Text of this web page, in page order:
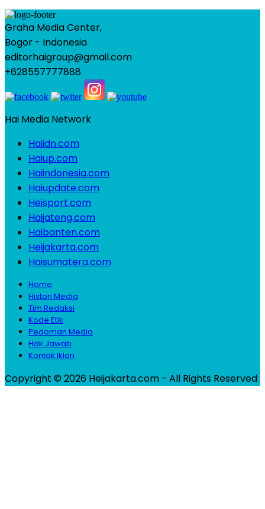
Graha Media Center,
Bogor - Indonesia
editorhaigroup@gmail.com
+628557777888
Hai Media Network
Haiidn.com
Haiup.com
Haiindonesia.com
Haiupdate.com
Heisport.com
Haijateng.com
Haibanten.com
Heijakarta.com
Haisumatera.com
Home
Histori Media
Tim Redaksi
Kode Etik
Pedoman Media
Hak Jawab
Kontak Iklan
Copyright © 2026 Heijakarta.com - All Rights Reserved